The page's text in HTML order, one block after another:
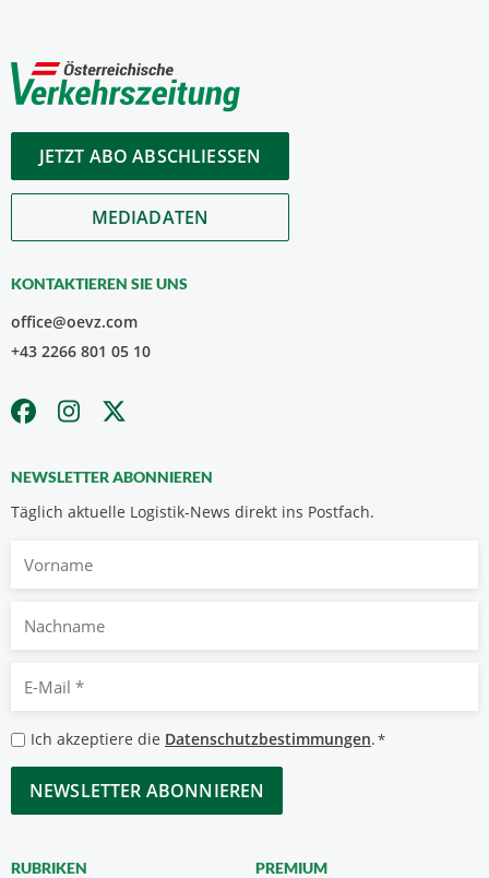
JETZT ABO ABSCHLIESSEN
MEDIADATEN
KONTAKTIEREN SIE UNS
office@oevz.com
+43 2266 801 05 10
NEWSLETTER ABONNIEREN
Täglich aktuelle Logistik-News direkt ins Postfach.
Nachname
Mail
*
Datenschutzbestimmungen
*
Ich akzeptiere die Datenschutzbestimmungen.*
CAPTCHA
RUBRIKEN PREMIUM